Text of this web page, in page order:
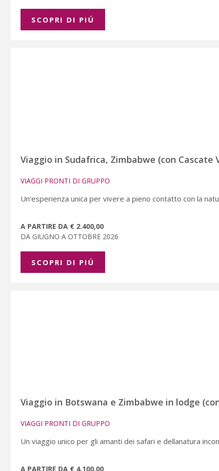
SCOPRI DI PIÚ
Viaggio in Sudafrica, Zimbabwe (con
VIAGGI PRONTI DI GRUPPO
Un’esperienza unica per vivere a pieno contatto con la
A PARTIRE DA € 2.400,00
DA GIUGNO A OTTOBRE 2026
SCOPRI DI PIÚ
Viaggio in Botswana e Zimbabwe in lodge
VIAGGI PRONTI DI GRUPPO
Un viaggio unico per gli amanti dei safari e dellanatura
A PARTIRE DA € 4.100,00